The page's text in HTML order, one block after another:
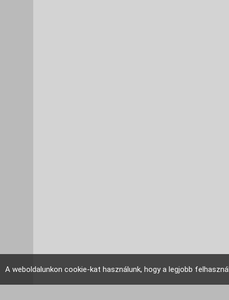
A weboldalunkon cookie-kat használunk, hogy a legjobb